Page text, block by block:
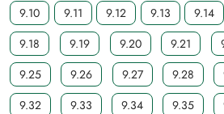
9.10
9.11 9.12 9.13 9.14
9.18
9.19 9.20 9.21
9.25
9.26 9.27 9.28
9.32
9.33 9.34 9.35